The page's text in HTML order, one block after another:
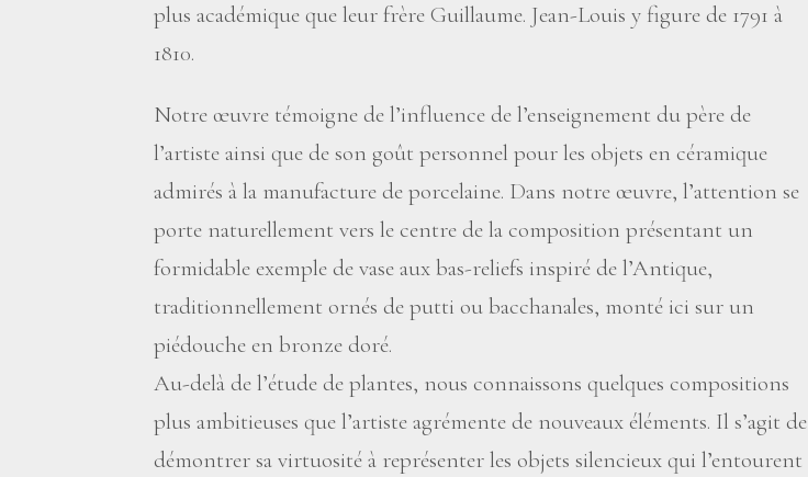
plus académique que leur frère Guillaume. Jean-Louis y figure de 1791 à
1810.
Notre œuvre témoigne de l’influence de l’enseignement du père de
l’artiste ainsi que de son goût personnel pour les objets en céramique
admirés à la manufacture de porcelaine. Dans notre œuvre, l’attention se
porte naturellement vers le centre de la composition présentant un
formidable exemple de vase aux bas-reliefs inspiré de l’Antique,
traditionnellement ornés de putti ou bacchanales, monté ici sur un
piédouche en bronze doré.
Au-delà de l’étude de plantes, nous connaissons quelques compositions
plus ambitieuses que l’artiste agrémente de nouveaux éléments. Il s’agit de
démontrer sa virtuosité à représenter les objets silencieux qui l’entourent